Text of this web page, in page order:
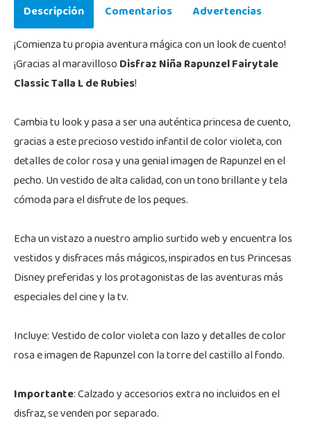
Descripción Comentarios
Advertencias
¡Comienza tu propia aventura mágica con un look de cuento!
¡Gracias al maravillosoDisfraz Niña Rapunzel Fairytale
Classic Talla L de Rubies!
Cambia tu look y pasa a ser una auténtica princesa de cuento,
gracias a este precioso vestido infantil de color violeta, con
detalles de color rosa y una genial imagen de Rapunzel en el
pecho. Un vestido de alta calidad, con un tono brillante y tela
cómoda para el disfrute de los peques.
Echa un vistazo a nuestro amplio surtido web y encuentra los
vestidos y disfraces más mágicos, inspirados en tus Princesas
Disney preferidas y los protagonistas de las aventuras más
especiales del cine y la tv.
Incluye: Vestido de color violeta con lazo y detalles de color
rosa e imagen de Rapunzel con la torre del castillo al fondo.
Importante: Calzado y accesorios extra no incluidos en el
disfraz, se venden por separado.